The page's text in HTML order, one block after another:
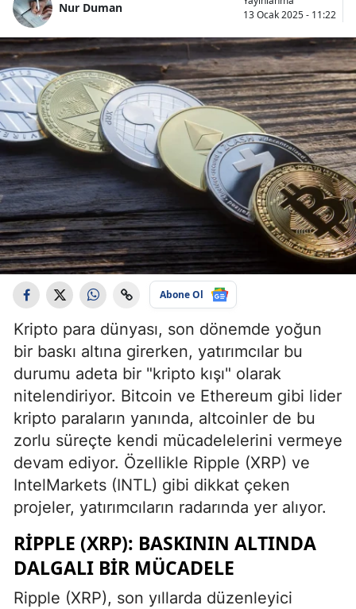
Nur Duman
13 Ocak 2025 - 11:22
Abone Ol
Kripto para dünyası, son dönemde yoğun
bir baskı altına girerken, yatırımcılar bu
durumu adeta bir "kripto kışı" olarak
nitelendiriyor. Bitcoin ve Ethereum gibi lider
kripto paraların yanında, altcoinler de bu
zorlu süreçte kendi mücadelelerini vermeye
devam ediyor. Özellikle Ripple (XRP) ve
IntelMarkets (INTL) gibi dikkat çeken
projeler, yatırımcıların radarında yer alıyor.
RIPPLE (XRP): BASKININ ALTINDA
DALGALI BIR MÜCADELE
Ripple (XRP), son yıllarda düzenleyici